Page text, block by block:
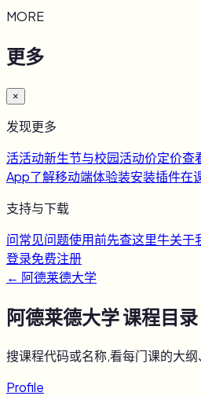
MORE
更多
×
发现更多
活活动新生节与校园活动价定价查
App了解移动端体验装安装插件在
支持与下载
问常见问题使用前先查这里牛关于
登录免费注册
← 阿德莱德大学
阿德莱德大学课程目录
搜课程代码或名称,看每门课的大纲
Profile